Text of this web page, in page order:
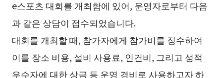
e스포츠 대회를 개최함에 있어, 운영자로부터 다음
과 같은 상담이 접수되었습니다.
대회를 개최할 때, 참가자에게 참가비를 징수하여
이를 장소 비용, 설비 사용료, 인건비, 그리고 성적
우수자에 대한 상금 등 운영 경비로 사용하고자 하